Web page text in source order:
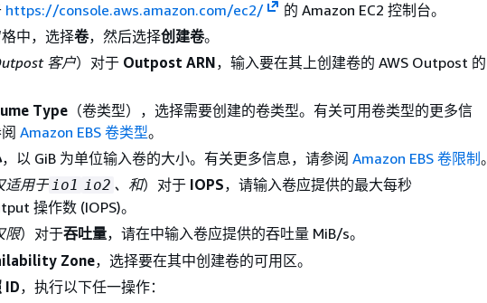
https://console.aws.amazon.com/ec2/
的 Amazon EC2 控制台。
中，选择卷，然后选择创建卷。
客户）对于 Outpost ARN，输入要在其上创建卷的 AWS Outpost 的
Type （卷类型），选择需要创建的卷类型。有关可用卷类型的更多信
Amazon EBS 卷类型。
，以 GiB 为单位输入卷的大小。有关更多信息，请参阅 Amazon EBS 卷限制 。
适用于io1 io2 、和）对于 IOPS，请输入卷应提供的最大每秒
操作数 (IOPS)。
限）对于吞吐量，请在中输入卷应提供的吞吐量 MiB/s。
Zone，选择要在其中创建卷的可用区。
ID，执行以下任一操作：